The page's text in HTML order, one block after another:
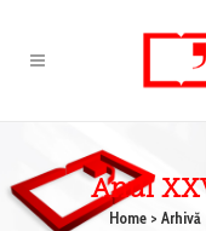
Anul
Home > Arhivă